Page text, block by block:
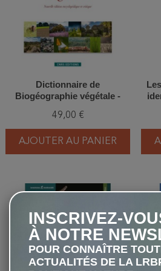
Dictionnaire de
Biogéographie végétale -
encyclopédique et critique
49,00 €
AJOUTER AU PANIER
INSCRIVEZ-
À NOTRE
POUR CONNAÎTRE
ACTUALITÉS DE LA